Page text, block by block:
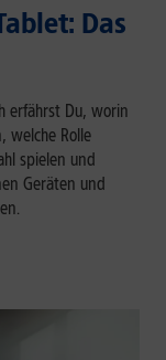
Das
erfährst Du, worin
welche Rolle
spielen und
Geräten und